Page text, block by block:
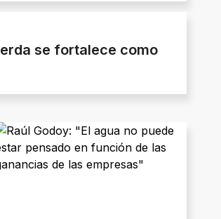
se fortalece como